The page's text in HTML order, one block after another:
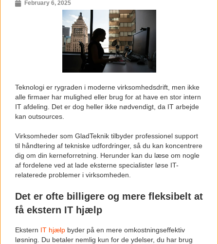
February 6, 2025
Teknologi er rygraden i moderne virksomhedsdrift, men ikke
alle firmaer har mulighed eller brug for at have en stor intern
IT afdeling. Det er dog heller ikke nødvendigt, da IT arbejde
kan outsources.
Virksomheder som GladTeknik tilbyder professionel support
til håndtering af tekniske udfordringer, så du kan koncentrere
dig om din kerneforretning. Herunder kan du læse om nogle
af fordelene ved at lade eksterne specialister løse IT-
relaterede problemer i virksomheden.
Det er ofte billigere og mere fleksibelt at
få ekstern IT hjælp
Ekstern IT hjælp byder på en mere omkostningseffektiv
løsning. Du betaler nemlig kun for de ydelser, du har brug